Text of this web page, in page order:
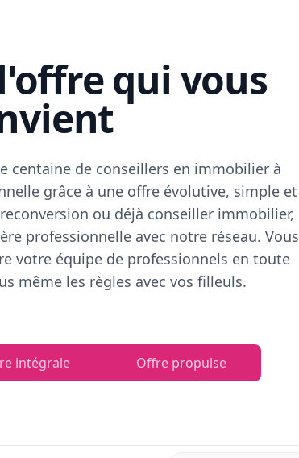
qui vous
centaine de conseillers en immobilier à
grâce à une offre évolutive, simple et
ou déjà conseiller immobilier,
professionnelle avec notre réseau. Vous
votre équipe de professionnels en toute
même les règles avec vos filleuls.
intégrale Offre propulse